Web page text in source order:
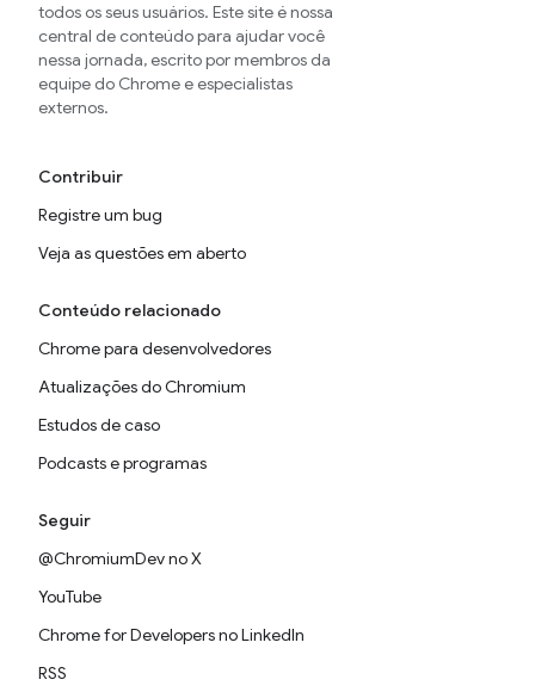
todos os seus usuários. Este site é nossa
central de conteúdo para ajudar você
nessa jornada, escrito por membros da
equipe do Chrome e especialistas
externos.
Contribuir
Registre um bug
Veja as questões em aberto
Conteúdo relacionado
Chrome para desenvolvedores
Atualizações do Chromium
Estudos de caso
Podcasts e programas
Seguir
@ChromiumDev no X
YouTube
Chrome for Developers no LinkedIn
RSS